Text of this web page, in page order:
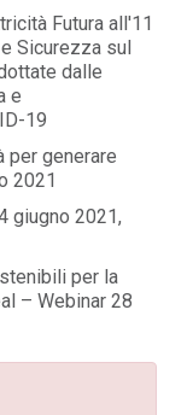
Futura all'11
Sicurezza sul
dalle
e
19
per generare
2021
giugno 2021,
per la
– Webinar 28